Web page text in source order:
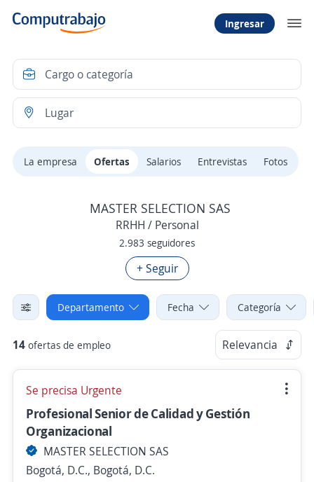
Ingresar
La empresa Ofertas Salarios Entrevistas Fotos
MASTER SELECTION SAS
RRHH / Personal
2.983 seguidores
+ Seguir
Departamento Fecha Categoría
14 ofertas de empleo Relevancia
Se precisa Urgente
Profesional Senior de Calidad y Gestión
Organizacional
MASTER SELECTION SAS
Bogotá, D.C., Bogotá, D.C.